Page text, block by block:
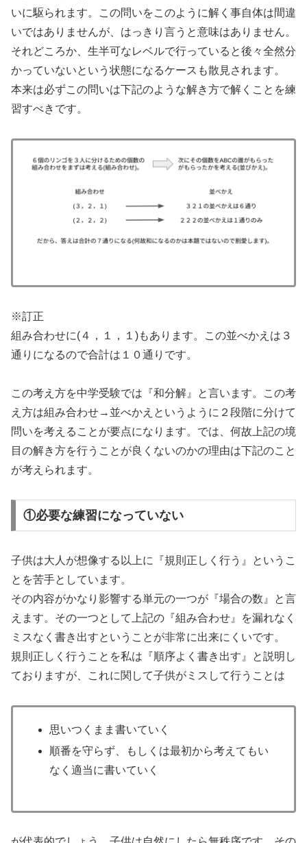
いに駆られます。この問いをこのように解く事自体は間違
いではありませんが、はっきり言うと意味はありません。
それどころか、生半可なレベルで行っていると後々全然分
かっていないという状態になるケースも散見されます。
本来は必ずこの問いは下記のような解き方で解くことを練
習すべきです。
※訂正
組み合わせに(４，１，１)もあります。この並べかえは３
通りになるので合計は１０通りです。
この考え方を中学受験では『和分解』と言います。この考
え方は組み合わせ→並べかえというように２段階に分けて
問いを考えることが要点になります。では、何故上記の境
目の解き方を行うことが良くないのかの理由は下記のこと
が考えられます。
①必要な練習になっていない
子供は大人が想像する以上に『規則正しく行う』というこ
とを苦手としています。
その内容がかなり影響する単元の一つが『場合の数』と言
えます。その一つとして上記の『組み合わせ』を漏れなく
ミスなく書き出すということが非常に出来にくいです。
規則正しく行うことを私は『順序よく書き出す』と説明し
ておりますが、これに関して子供がミスして行うことは
思いつくまま書いていく
順番を守らず、もしくは最初から考えてもい
なく適当に書いていく